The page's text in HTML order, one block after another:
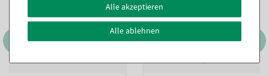
Alle akzeptieren
Alle ablehnen